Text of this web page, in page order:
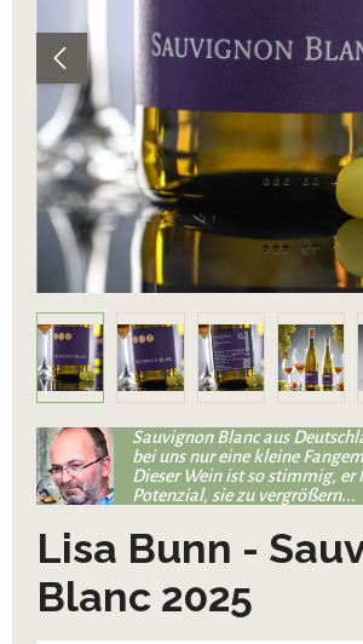
Sauvignon Blanc aus
bei uns nur eine kleine
Dieser Wein ist so stimmig, er
Potenzial, sie zu vergrößern...
Lisa Bunn -
Blanc 2025